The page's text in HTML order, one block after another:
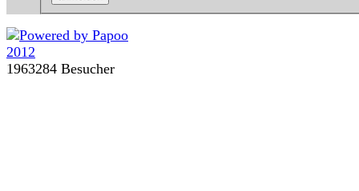
1963284 Besucher